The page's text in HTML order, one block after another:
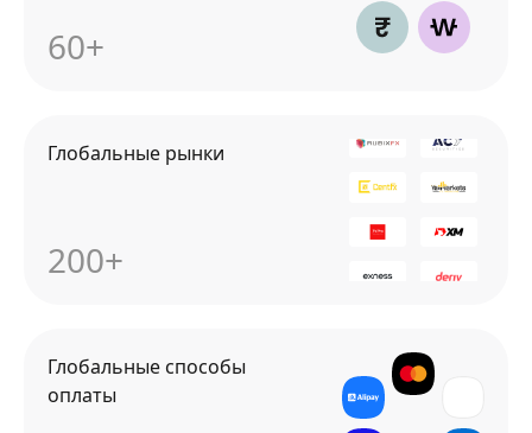
60+
Глобальные рынки
200+
Глобальные способы
оплаты